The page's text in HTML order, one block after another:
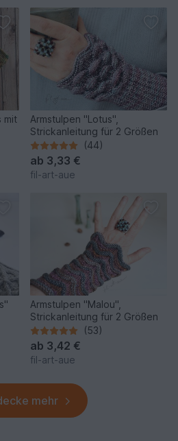
mit
Armstulpen "Lotus",
Strickanleitung für 2 Größen
(44)
ab 3,33 €
fil-art-aue
Armstulpen "Malou",
Strickanleitung für 2 Größen
(53)
ab 3,42 €
fil-art-aue
mehr